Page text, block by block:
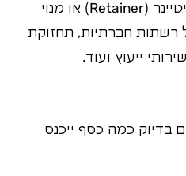
כשאתם מציעים שירותי ריטיינר (Retainer) או מנוי
רשתות חברתיות, תחזוקת
ייעוץ ועוד.
בדיוק כמה כסף ייכנס